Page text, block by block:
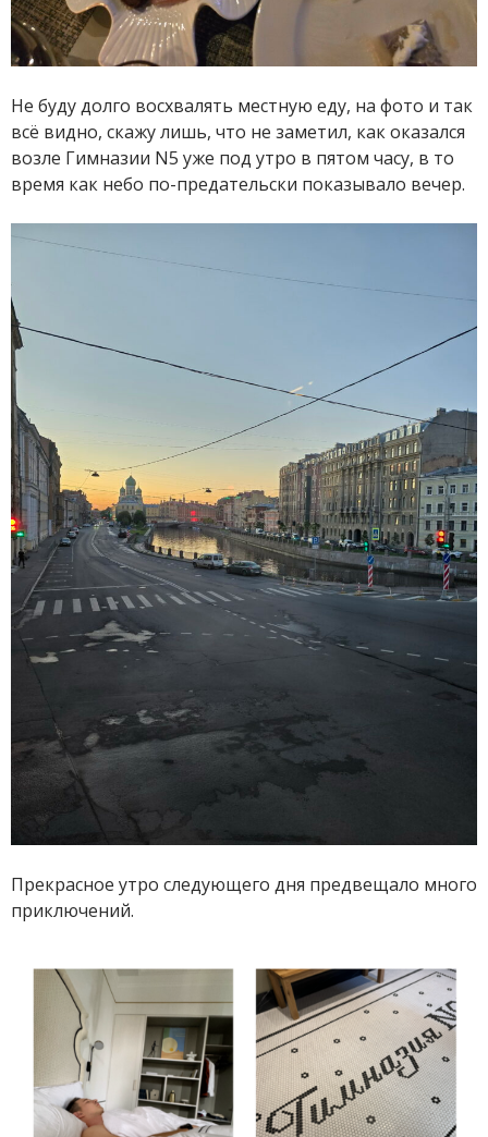
Не буду долго восхвалять местную еду, на фото и так
всё видно, скажу лишь, что не заметил, как оказался
возле Гимназии N5 уже под утро в пятом часу, в то
время как небо по-предательски показывало вечер.
Прекрасное утро следующего дня предвещало много
приключений.